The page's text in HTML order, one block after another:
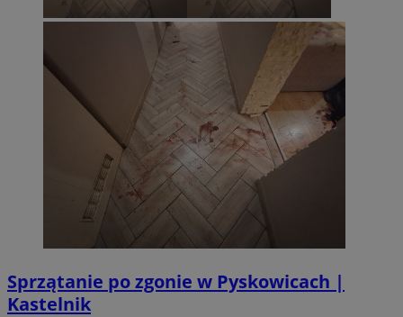
Sprzątanie po zgonie w Pyskowicach |
Kastelnik